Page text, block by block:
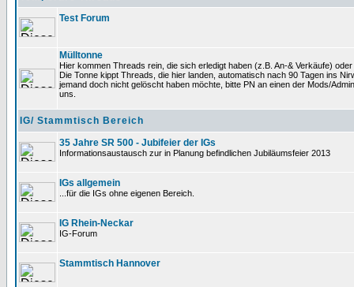
Test Forum
Mülltonne
Hier kommen Threads rein, die sich erledigt haben (z.B. An-& Verkäufe)
Die Tonne kippt Threads, die hier landen, automatisch nach 90 Tagen ins
jemand doch nicht gelöscht haben möchte, bitte PN an einen der Mods/
uns.
IG/ Stammtisch Bereich
35 Jahre SR 500 - Jubifeier der IGs
Informationsaustausch zur in Planung befindlichen Jubiläumsfeier 2013
IGs allgemein
...für die IGs ohne eigenen Bereich.
IG Rhein-Neckar
IG-Forum
Stammtisch Hannover